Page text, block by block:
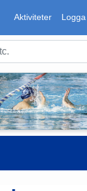
Aktiviteter Logga